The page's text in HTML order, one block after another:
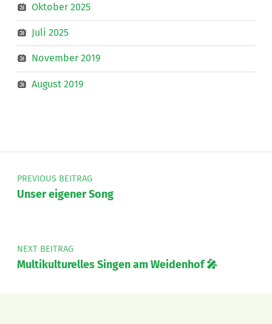
Oktober 2025
Juli 2025
November 2019
August 2019
Beitragsnavigation
PREVIOUS BEITRAG
Unser eigener Song
NEXT BEITRAG
Multikulturelles Singen am Weidenhof 🎤